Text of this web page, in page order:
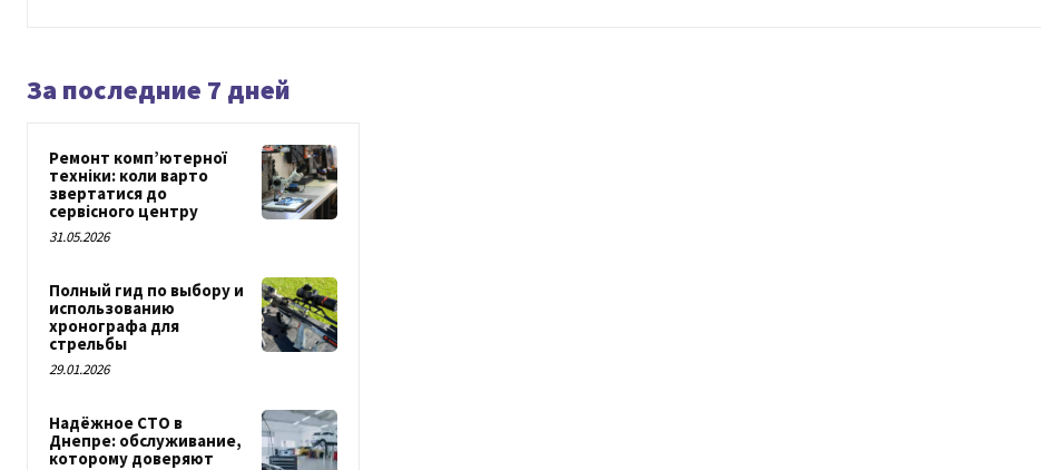
За последние 7 дней
Ремонт комп’ютерної
техніки: коли варто
звертатися до
сервісного центру
31.05.2026
Полный гид по выбору и
использованию
хронографа для
стрельбы
29.01.2026
Надёжное СТО в
Днепре: обслуживание,
которому доверяют